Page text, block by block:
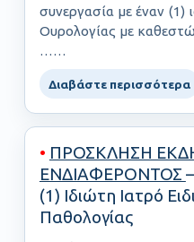
συνεργασία με έναν (1)
Ουρολογίας με
……
Διαβάστε περισσότερα
• ΠΡΟΣΚΛΗΣΗ
ΕΝΔΙΑΦΕΡΟΝΤΟΣ
(1) Ιδιώτη Ιατρό
Παθολογίας